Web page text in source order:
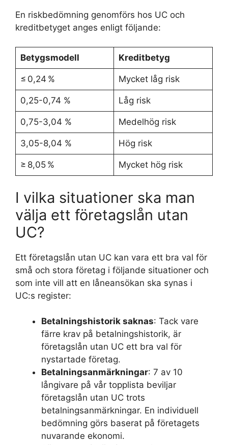
En riskbedömning genomförs hos UC och
kreditbetyget anges enligt följande:
Betygsmodell Kreditbetyg
≤ 0,24 % Mycket låg risk
0,25-0,74 % Låg risk
0,75-3,04 % Medelhög risk
3,05-8,04 % Hög risk
≥ 8,05 % Mycket hög risk
I vilka situationer ska man
välja ett företagslån utan
UC?
Ett företagslån utan UC kan vara ett bra val för
små och stora företag i följande situationer och
som inte vill att en låneansökan ska synas i
UC:s register:
Betalningshistorik saknas: Tack vare
färre krav på betalningshistorik, är
företagslån utan UC ett bra val för
nystartade företag.
Betalningsanmärkningar: 7 av 10
långivare på vår topplista beviljar
företagslån utan UC trots
betalningsanmärkningar. En individuell
bedömning görs baserat på företagets
nuvarande ekonomi.